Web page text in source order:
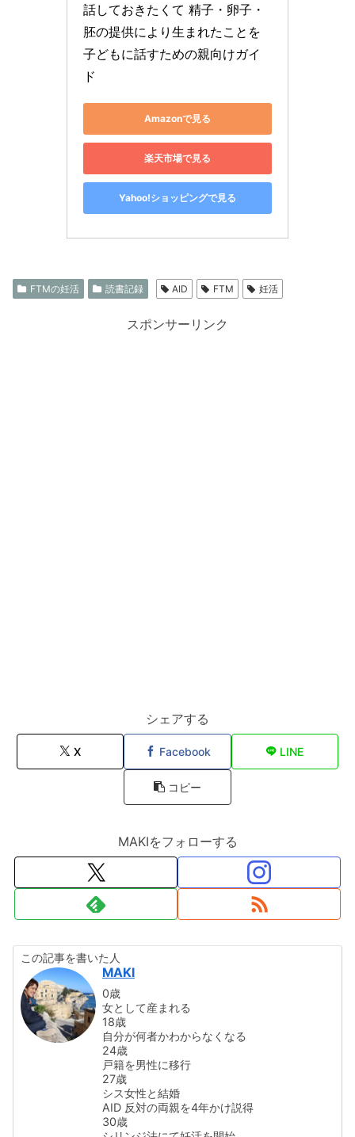
話しておきたくて 精子・卵子・
胚の提供により生まれたことを
子どもに話すための親向けガイ
ド
Amazonで見る
楽天市場で見る
Yahoo!ショッピングで見る
FTMの妊活 読書記録 AID FTM 妊活
スポンサーリンク
シェアする
X Facebook LINE
コピー
MAKIをフォローする
この記事を書いた人
MAKI
0歳
女として産まれる
18歳
自分が何者かわからなくなる
24歳
戸籍を男性に移行
27歳
シス女性と結婚
AID 反対の両親を4年かけ説得
30歳